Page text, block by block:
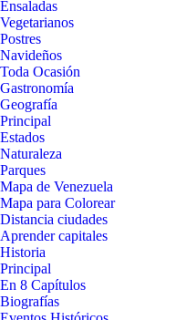
Ensaladas
Vegetarianos
Postres
Navideños
Toda Ocasión
Gastronomía
Geografía
Principal
Estados
Naturaleza
Parques
Mapa de Venezuela
Mapa para Colorear
Distancia ciudades
Aprender capitales
Historia
Principal
En 8 Capítulos
Biografías